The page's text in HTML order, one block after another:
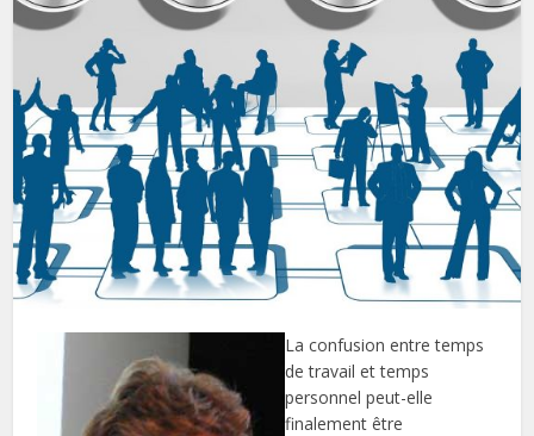
La confusion entre temps
de travail et temps
personnel peut-elle
finalement être